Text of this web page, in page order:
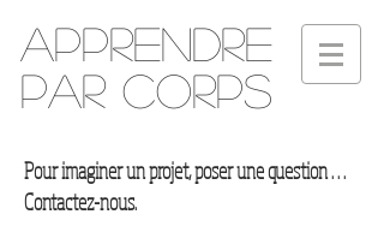
Apprendre
par corps
Pour imaginer un projet, poser une question . . .
Contactez-nous.